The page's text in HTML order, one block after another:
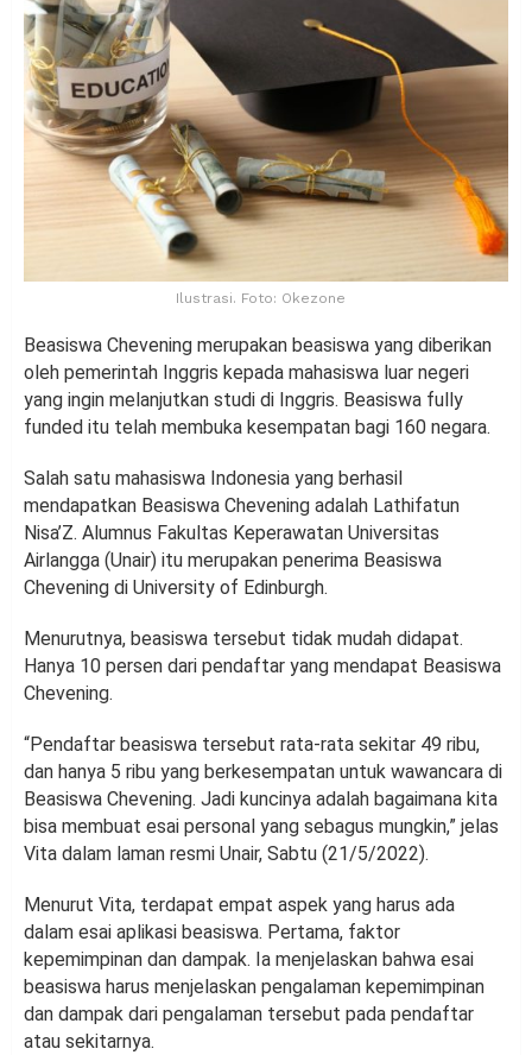
Ilustrasi. Foto: Okezone
Beasiswa Chevening merupakan beasiswa yang diberikan
oleh pemerintah Inggris kepada mahasiswa luar negeri
yang ingin melanjutkan studi di Inggris. Beasiswa fully
funded itu telah membuka kesempatan bagi 160 negara.
Salah satu mahasiswa Indonesia yang berhasil
mendapatkan Beasiswa Chevening adalah Lathifatun
Nisa’Z. Alumnus Fakultas Keperawatan Universitas
Airlangga (Unair) itu merupakan penerima Beasiswa
Chevening di University of Edinburgh.
Menurutnya, beasiswa tersebut tidak mudah didapat.
Hanya 10 persen dari pendaftar yang mendapat Beasiswa
Chevening.
“Pendaftar beasiswa tersebut rata-rata sekitar 49 ribu,
dan hanya 5 ribu yang berkesempatan untuk wawancara di
Beasiswa Chevening. Jadi kuncinya adalah bagaimana kita
bisa membuat esai personal yang sebagus mungkin,” jelas
Vita dalam laman resmi Unair, Sabtu (21/5/2022).
Menurut Vita, terdapat empat aspek yang harus ada
dalam esai aplikasi beasiswa. Pertama, faktor
kepemimpinan dan dampak. Ia menjelaskan bahwa esai
beasiswa harus menjelaskan pengalaman kepemimpinan
dan dampak dari pengalaman tersebut pada pendaftar
atau sekitarnya.